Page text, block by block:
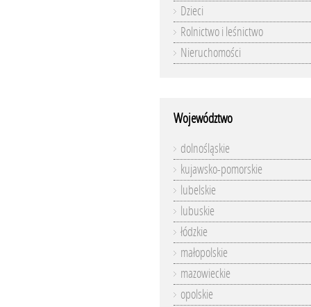
Dzieci
Rolnictwo i leśnictwo
Nieruchomości
Województwo
dolnośląskie
kujawsko-pomorskie
lubelskie
lubuskie
łódzkie
małopolskie
mazowieckie
opolskie